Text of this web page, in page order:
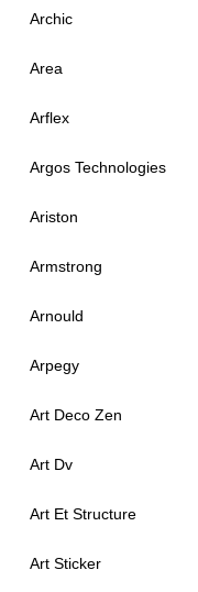
Archic
Area
Arflex
Argos Technologies
Ariston
Armstrong
Arnould
Arpegy
Art Deco Zen
Art Dv
Art Et Structure
Art Sticker